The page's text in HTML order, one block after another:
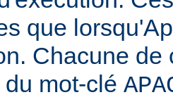
que
Chacune de
mot-clé